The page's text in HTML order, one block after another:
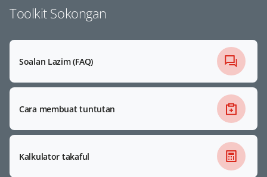
Toolkit Sokongan
Soalan Lazim (FAQ)
Cara membuat tuntutan
Kalkulator takaful